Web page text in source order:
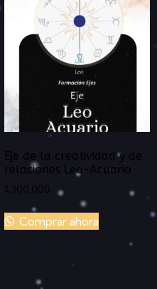
Eje de la creatividad y de
relaciones Leo-Acuario
$ 300.000
Comprar ahora